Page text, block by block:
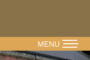
MENU